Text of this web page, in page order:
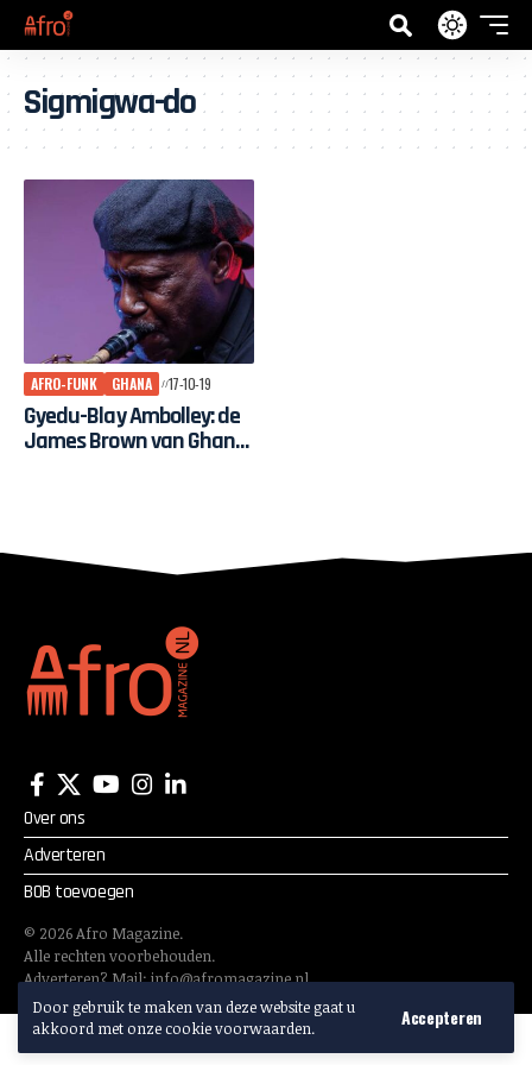
Door gebruik te maken van deze website gaat u
akkoord met onze cookie voorwaarden.
Accepteren
Sigmigwa-do
AFRO-FUNK GHANA 17-10-19
Gyedu-Blay Ambolley: de
James Brown van Ghana
Over ons
Adverteren
BOB toevoegen
© 2026Afro Magazine.
Alle rechten voorbehouden.
Adverteren? Mail:info@afromagazine.nl